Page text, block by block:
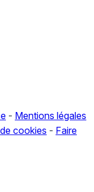
- Mentions légales
cookies - Faire